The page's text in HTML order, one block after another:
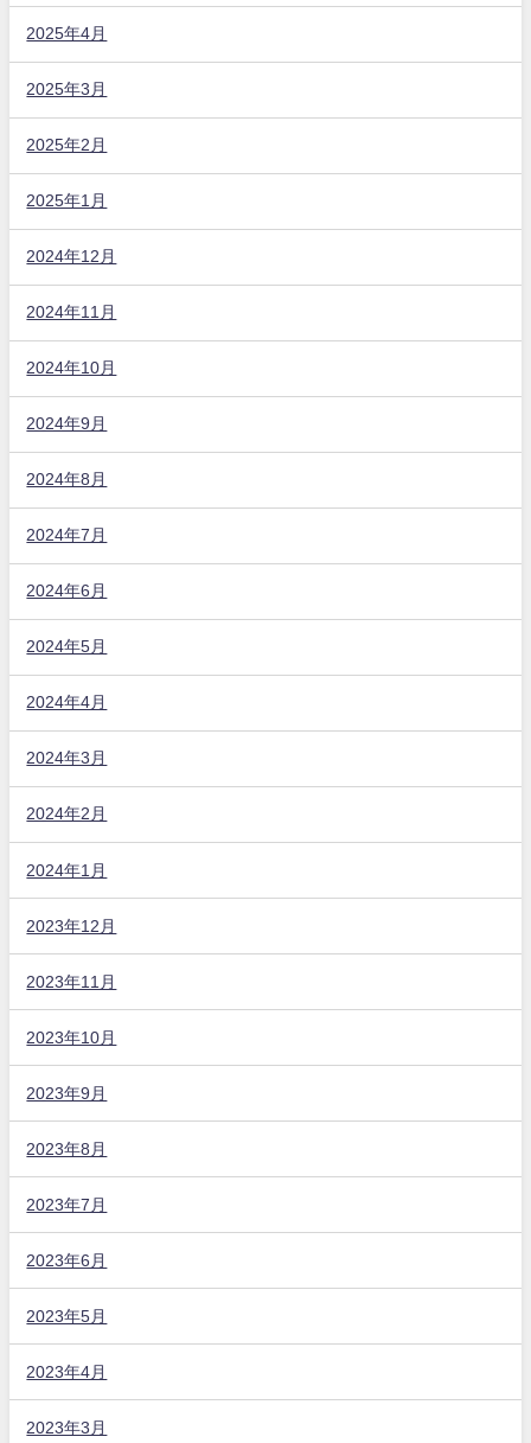
2025年4月
2025年3月
2025年2月
2025年1月
2024年12月
2024年11月
2024年10月
2024年9月
2024年8月
2024年7月
2024年6月
2024年5月
2024年4月
2024年3月
2024年2月
2024年1月
2023年12月
2023年11月
2023年10月
2023年9月
2023年8月
2023年7月
2023年6月
2023年5月
2023年4月
2023年3月